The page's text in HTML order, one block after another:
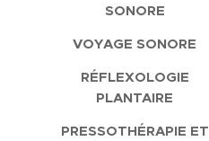
SONORE
VOYAGE SONORE
RÉFLEXOLOGIE
PLANTAIRE
PRESSOTHÉRAPIE ET